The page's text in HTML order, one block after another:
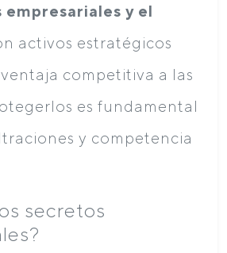
y el
activos estratégicos
competitiva a las
es fundamental
y competencia
secretos